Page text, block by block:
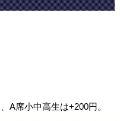
A席小中高生は+200円。